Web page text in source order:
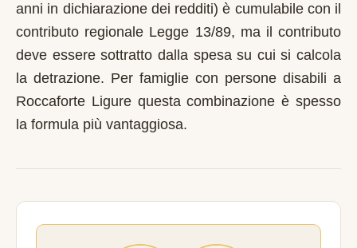
anni in dichiarazione dei redditi) è cumulabile con il
contributo regionale Legge 13/89, ma il contributo
deve essere sottratto dalla spesa su cui si calcola
la detrazione. Per famiglie con persone disabili a
Roccaforte Ligure questa combinazione è spesso
la formula più vantaggiosa.